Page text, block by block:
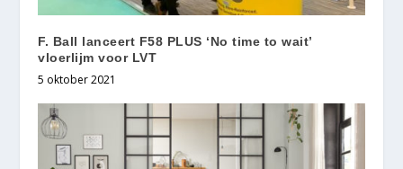
F. Ball lanceert F58 PLUS ‘No time to wait’
vloerlijm voor LVT
5 oktober 2021